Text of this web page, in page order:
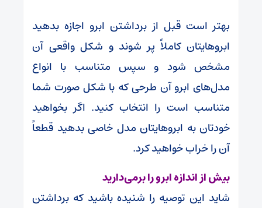
بهتر است قبل از برداشتن ابرو اجازه بدهید
ابروهایتان کاملاً پر شوند و شکل واقعی آن
مشخص شود و سپس متناسب با انواع
مدل‌های ابرو آن طرحی که با شکل صورت شما
متناسب است را انتخاب کنید. اگر بخواهید
خودتان به ابروهایتان مدل خاصی بدهید قطعاً
آن را خراب خواهید کرد.
بیش از اندازه ابرو را برمی‌دارید
شاید این توصیه را شنیده باشید که برداشتن